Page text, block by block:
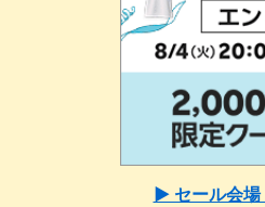
▶ セール会場